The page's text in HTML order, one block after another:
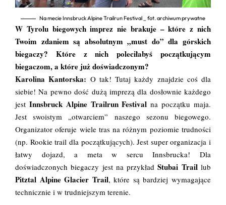
Na mecie Innsbruck Alpine Trailrun Festival _ fot. archiwum prywatne
W Tyrolu biegowych imprez nie brakuje – które z nich
Twoim zdaniem są absolutnym „must do” dla górskich
biegaczy? Które z nich poleciłabyś początkującym
biegaczom, a które już doświadczonym?
Karolina Kantorska: O tak! Tutaj każdy znajdzie coś dla
siebie! Na pewno dość dużą imprezą dla dosłownie każdego
jest Innsbruck Alpine Trailrun Festival na początku maja.
Jest swoistym „otwarciem” naszego sezonu biegowego.
Organizator oferuje wiele tras na różnym poziomie trudności
(np. Rookie trail dla początkujących). Jest super organizacja i
łatwy dojazd, a meta w sercu Innsbrucka! Dla
doświadczonych biegaczy jest na przykładStubai Traillub
Pitztal Alpine Glacier Trail, które są bardziej wymagające
technicznie i w trudniejszym terenie.